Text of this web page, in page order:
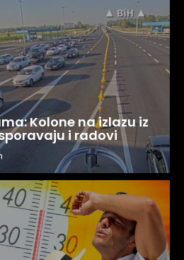
Kolone na izlazu iz
i radovi